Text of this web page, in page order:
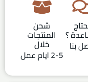
؟
بنا
شحن
المنتجات
خلال
2-5 ايام عمل